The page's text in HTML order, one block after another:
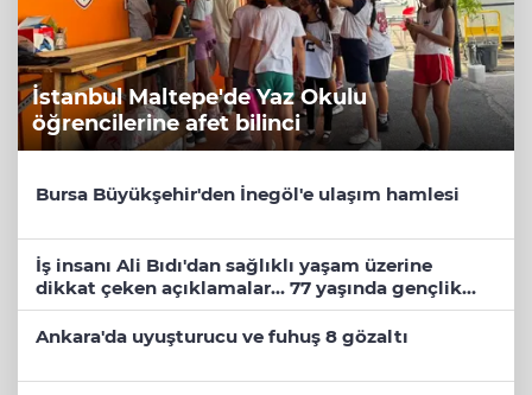
İstanbul Maltepe'de Yaz Okulu
öğrencilerine afet bilinci
Bursa Büyükşehir'den İnegöl'e ulaşım hamlesi
İş insanı Ali Bıdı'dan sağlıklı yaşam üzerine
dikkat çeken açıklamalar... 77 yaşında gençlik
mucizesi
Ankara'da uyuşturucu ve fuhuş 8 gözaltı